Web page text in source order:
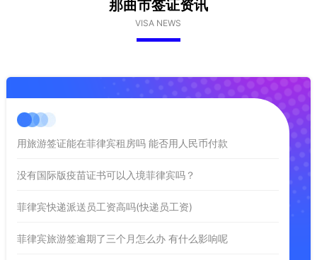
那曲市签证资讯
VISA NEWS
用旅游签证能在菲律宾租房吗 能否用人民币付款
没有国际版疫苗证书可以入境菲律宾吗？
菲律宾快递派送员工资高吗(快递员工资)
菲律宾旅游签逾期了三个月怎么办 有什么影响呢